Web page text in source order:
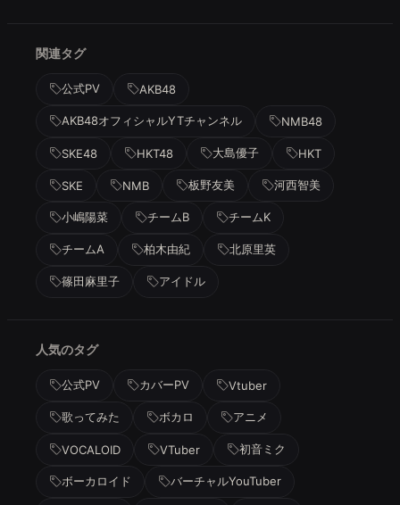
関連タグ
公式PV AKB48
AKB48オフィシャルYTチャンネル NMB48
SKE48 HKT48 大島優子 HKT
SKE NMB 板野友美 河西智美
小嶋陽菜 チームB チームK
チームA 柏木由紀 北原里英
篠田麻里子 アイドル
人気のタグ
公式PV カバーPV Vtuber
歌ってみた ボカロ アニメ
VOCALOID VTuber 初音ミク
ボーカロイド バーチャルYouTuber